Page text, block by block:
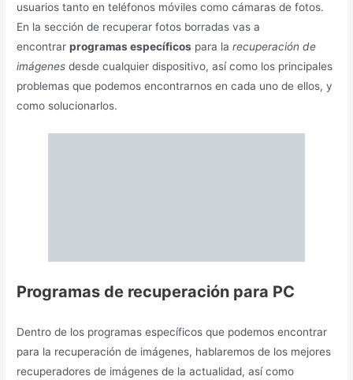
usuarios tanto en teléfonos móviles como cámaras de fotos.
En la sección de recuperar fotos borradas vas a
encontrarprogramas específicos para larecuperación de
imágenes desde cualquier dispositivo, así como los principales
problemas que podemos encontrarnos en cada uno de ellos, y
como solucionarlos.
Programas de recuperación para PC
Dentro de los programas específicos que podemos encontrar
para la recuperación de imágenes, hablaremos de los mejores
recuperadores de imágenes de la actualidad, así como